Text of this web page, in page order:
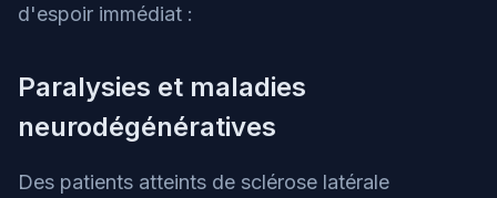
d'espoir immédiat :
Paralysies et maladies
neurodégénératives
Des patients atteints de sclérose latérale